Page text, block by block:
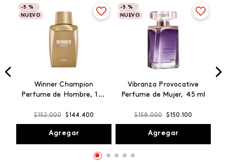
-5 %
NUEVO
Winner Champion
Perfume de Hombre, 100
$152.000 $144 .400
Agregar
-5 %
NUEVO
Vibranza Provocative
Perfume de Mujer, 45 ml
$158.000 $150 .100
Agregar